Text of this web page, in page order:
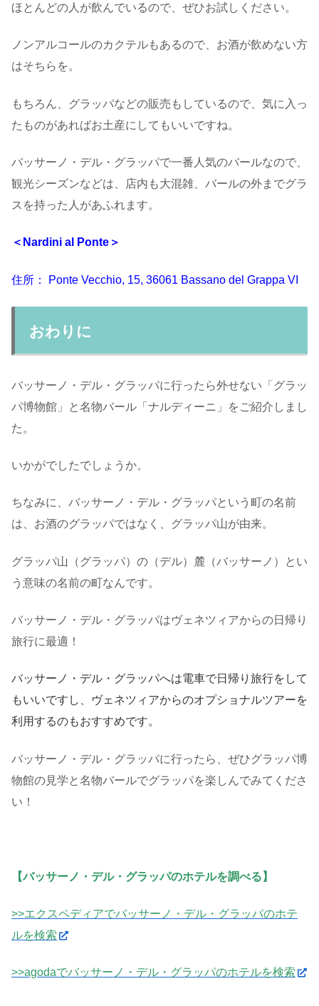
ほとんどの人が飲んでいるので、ぜひお試しください。
ノンアルコールのカクテルもあるので、お酒が飲めない方
はそちらを。
もちろん、グラッパなどの販売もしているので、気に入っ
たものがあればお土産にしてもいいですね。
バッサーノ・デル・グラッパで一番人気のバールなので、
観光シーズンなどは、店内も大混雑、バールの外までグラ
スを持った人があふれます。
＜Nardini al Ponte＞
住所： Ponte Vecchio, 15, 36061 Bassano del Grappa VI
おわりに
バッサーノ・デル・グラッパに行ったら外せない「グラッ
パ博物館」と名物バール「ナルディーニ」をご紹介しまし
た。
いかがでしたでしょうか。
ちなみに、バッサーノ・デル・グラッパという町の名前
は、お酒のグラッパではなく、グラッパ山が由来。
グラッパ山（グラッパ）の（デル）麓（バッサーノ）とい
う意味の名前の町なんです。
バッサーノ・デル・グラッパはヴェネツィアからの日帰り
旅行に最適！
バッサーノ・デル・グラッパへは電車で日帰り旅行をして
もいいですし、ヴェネツィアからのオプショナルツアーを
利用するのもおすすめです。
バッサーノ・デル・グラッパに行ったら、ぜひグラッパ博
物館の見学と名物バールでグラッパを楽しんでみてくださ
い！
【バッサーノ・デル・グラッパのホテルを調べる】
>>エクスペディアでバッサーノ・デル・グラッパのホテ
ルを検索
>>agodaでバッサーノ・デル・グラッパのホテルを検索